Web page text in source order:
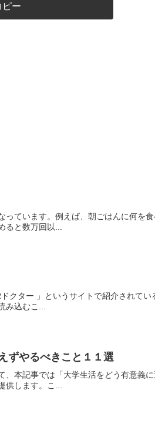
ピー
っています。例えば、朝ごはんに何を
と数万回以...
クター 」というサイトで紹介されてい
込むこ...
ずやるべきこと１１選
本記事では「大学生活をどう有意義
します。こ...